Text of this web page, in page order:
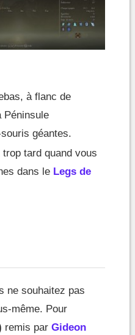
à flanc de
Péninsule
géantes.
tard quand vous
dans le Legs de
ne souhaitez pas
même. Pour
remis par Gideon